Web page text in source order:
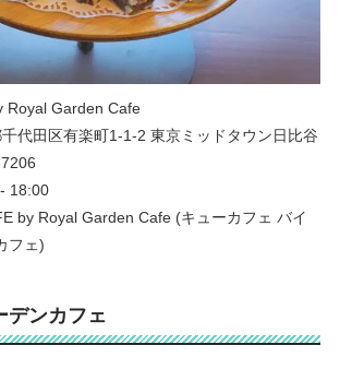
Royal Garden Cafe
代田区有楽町1-1-2 東京ミッドタウン日比谷
18:00
by Royal Garden Cafe (キューカフェ バイ
フェ)
デンカフェ